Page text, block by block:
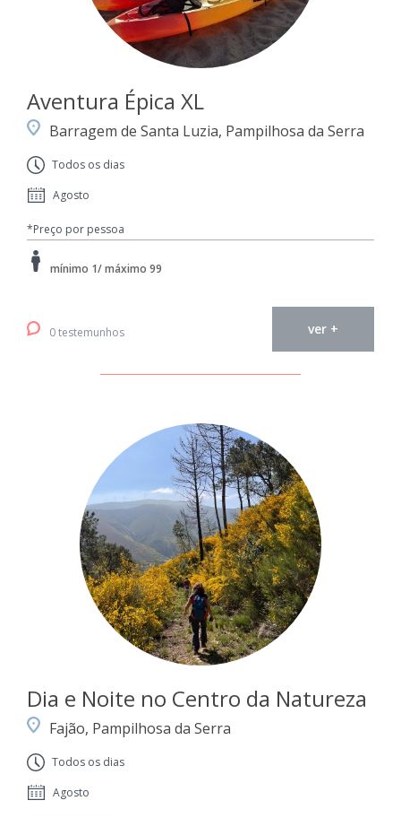
Aventura Épica XL
Barragem de Santa Luzia, Pampilhosa da Serra
Todos os dias
Agosto
*Preço por pessoa
mínimo 1/ máximo 99
0 testemunhos ver +
Dia e Noite no Centro da Natureza
Fajão, Pampilhosa da Serra
Todos os dias
Agosto